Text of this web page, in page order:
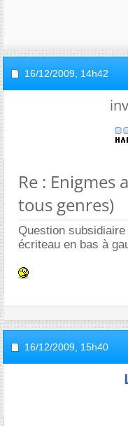
16/12/2009, 14h42
Re : Enigmes
tous genres)
Question
écriteau en bas à
16/12/2009, 15h40